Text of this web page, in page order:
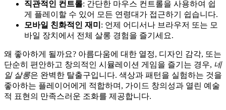
직관적인 컨트롤: 간단한 마우스 컨트롤을 사용하여 쉽
게 플레이할 수 있어 모든 연령대가 접근하기 쉽습니다.
모바일 친화적인 재미 : 언제 어디서나 브라우저 또는 모
바일 장치에서 전체 살롱 경험을 즐기세요.
왜 좋아하게 될까요? 아름다움에 대한 열정, 디자인 감각, 또는
단순히 편안하고 창의적인 시뮬레이션 게임을 즐기는 경우, 네
일 살롱은 완벽한 탈출구입니다. 색상과 패턴을 실험하는 것을
좋아하는 플레이어에게 적합하며, 가이드 창의성과 열린 예술
적 표현의 만족스러운 조화를 제공합니다.